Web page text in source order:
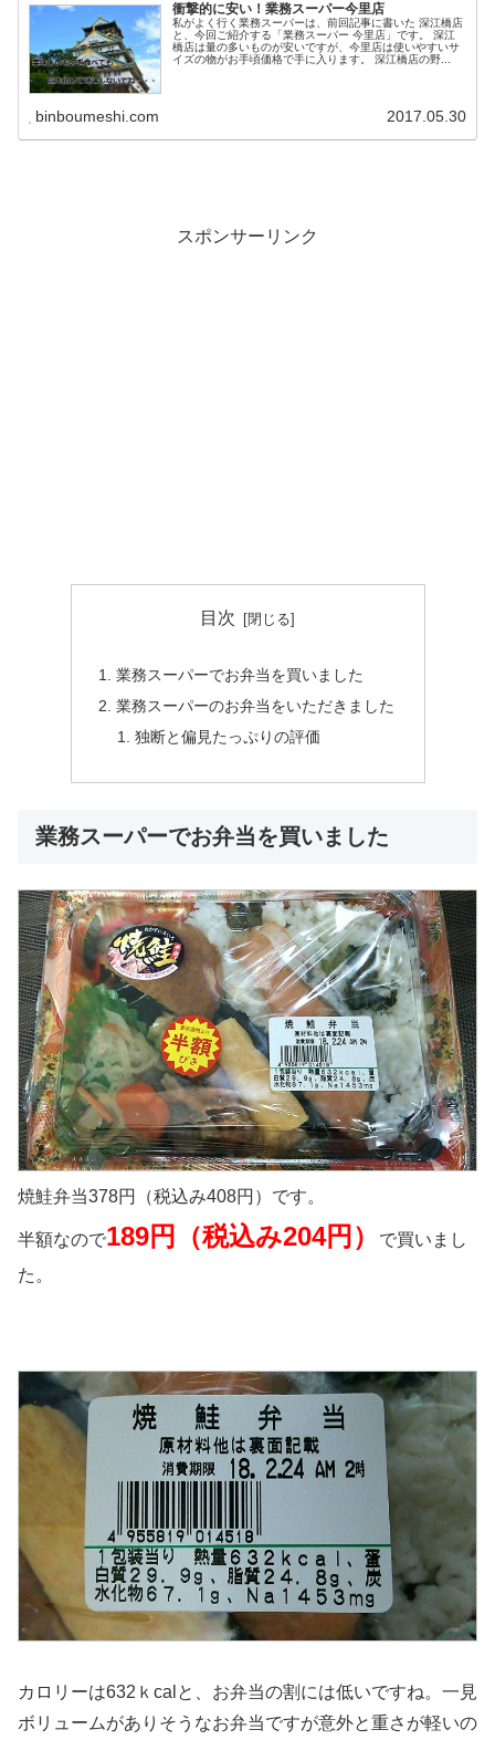
衝撃的に安い！業務スーパー今里店
私がよく行く業務スーパーは、前回記事に書いた 深江橋店
と、今回ご紹介する「業務スーパー 今里店」です。 深江
橋店は量の多いものが安いですが、今里店は使いやすいサ
イズの物がお手頃価格で手に入ります。 深江橋店の野...
binboumeshi.com 2017.05.30
スポンサーリンク
目次
業務スーパーでお弁当を買いました
業務スーパーのお弁当をいただきました
独断と偏見たっぷりの評価
業務スーパーでお弁当を買いました
焼鮭弁当378円（税込み408円）です。
半額なので189円（税込み204円）
で買いまし
た。
カロリーは632ｋcalと、お弁当の割には低いですね。一見
ボリュームがありそうなお弁当ですが意外と重さが軽いの